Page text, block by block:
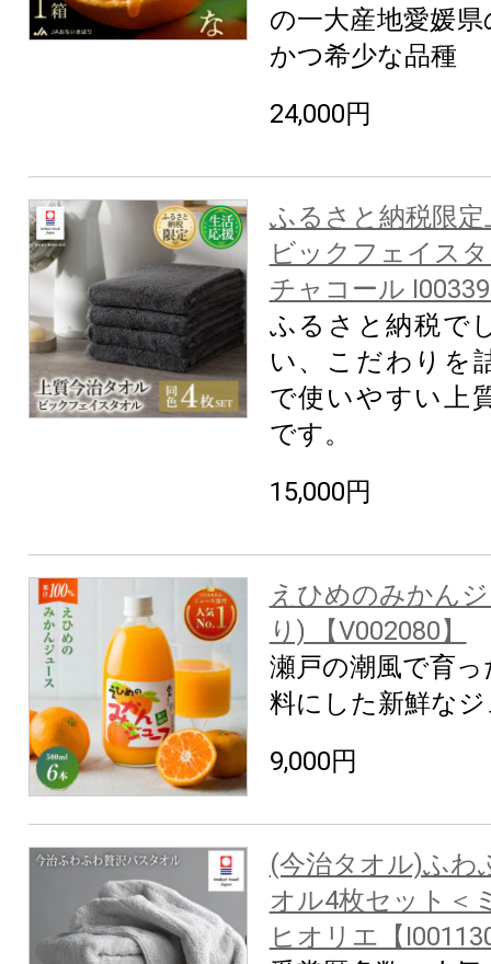
の一大産地愛媛
かつ希少な品種
24,000円
ふるさと納税限
ビックフェイス
チャコール
ふるさと納税で
い、こだわりを
で使いやすい上
です。
15,000円
えひめのみかん
り) 【V002080】
瀬戸の潮風で育
料にした新鮮な
9,000円
(今治タオル)ふわ
オル4枚セット＜
ヒオリエ【